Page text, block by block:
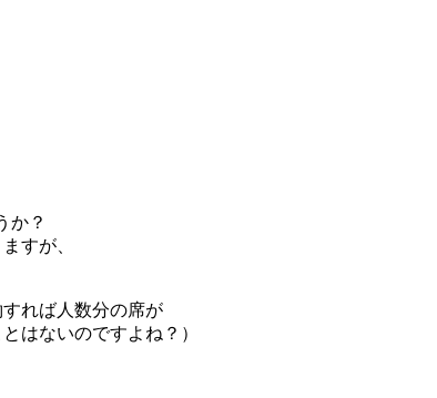
か？
すが、
れば人数分の席が
はないのですよね？）